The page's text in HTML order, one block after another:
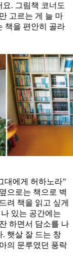
. 그림책 코너도
고르는 게 늘 마
책을 편안히 골라
대에게 허하노라”
으로는 책으로 벽
려 책을 읽고 싶게
있는 공간에는
하면서 담소를 나
. 햇살 잘 드는 창
의 문루였던 풍락